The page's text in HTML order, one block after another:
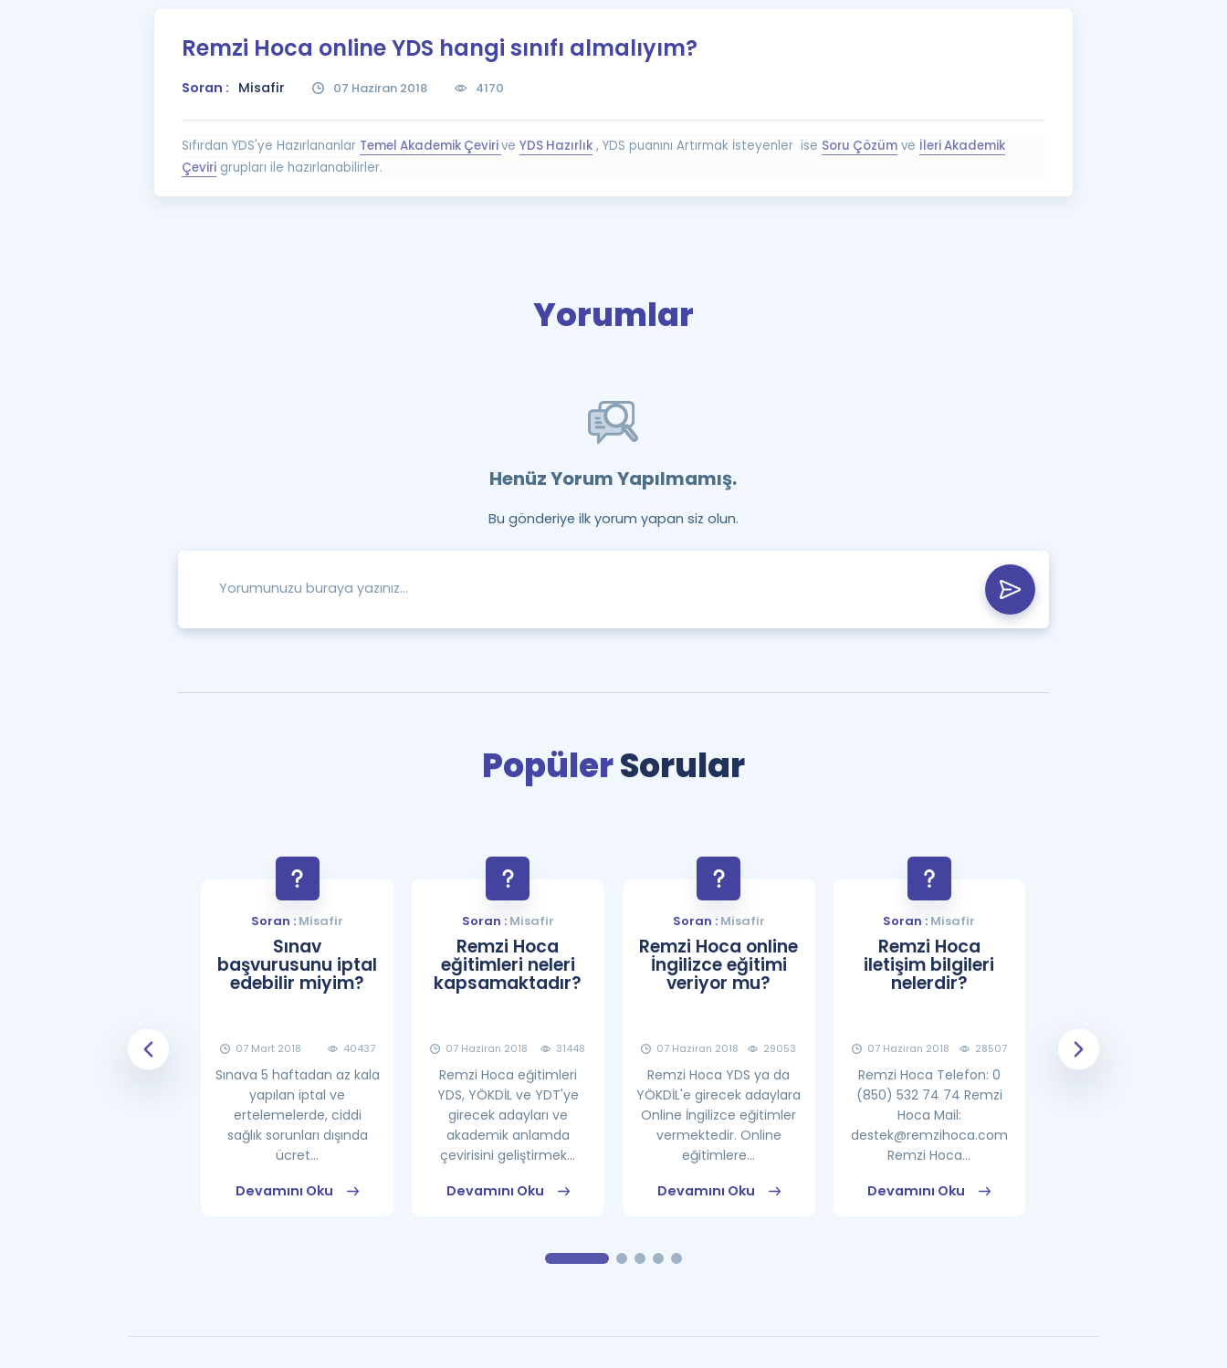
İngilizce Gramer
Remzi Hoca online YDS hangi sınıfı almalıyım?
Soran : Misafir 07 Haziran 2018 4170
Sıfırdan YDS'ye Hazırlananlar Temel Akademik Çevirive YDS Hazırlık, YDS puanını Artırmak İsteyenler ise Soru Çözümve İleri Akademik
Çevirigrupları ile hazırlanabilirler.
Yorumlar
Henüz Yorum Yapılmamış.
Bu gönderiye ilk yorum yapan siz olun.
PopülerSorular
25869
Soran : Misafir
Sınav
başvurusunu iptal
edebilir miyim?
07 Mart 2018 40437
Sınava 5 haftadan az kala
yapılan iptal ve
ertelemelerde, ciddi
sağlık sorunları dışında
ücret...
Devamını Oku
Soran :Misafir
Remzi Hoca
eğitimleri neleri
kapsamaktadır?
07 Haziran 2018 31448
Remzi Hoca eğitimleri
YDS, YÖKDİL ve YDT'ye
girecek adayları ve
akademik anlamda
çevirisini geliştirmek...
Devamını Oku
Soran :Misafir
Remzi Hoca online
İngilizce eğitimi
veriyor mu?
07 Haziran 2018 29053
Remzi Hoca YDS ya da
YÖKDİL'e girecek adaylara
Online İngilizce eğitimler
vermektedir. Online
eğitimlere...
Devamını Oku
Soran : Misafir
Remzi Hoca
iletişim bilgileri
nelerdir?
07 Haziran 2018 28507
Remzi Hoca Telefon: 0
(850) 532 74 74 Remzi
Hoca Mail:
destek@remzihoca.com
Remzi Hoca...
Devamını Oku
08 Haziran 2018